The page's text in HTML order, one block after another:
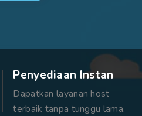
Penyediaan Instan
Dapatkan layanan host
terbaik tanpa tunggu lama.